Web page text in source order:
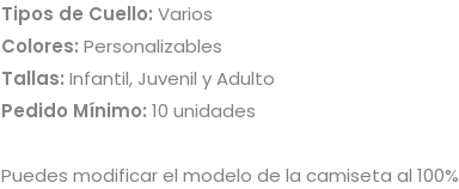
Tipos de Cuello: Varios
Colores: Personalizables
Tallas: Infantil, Juvenil y Adulto
Pedido Mínimo: 10 unidades
Puedes modificar el modelo de la camiseta al 100%